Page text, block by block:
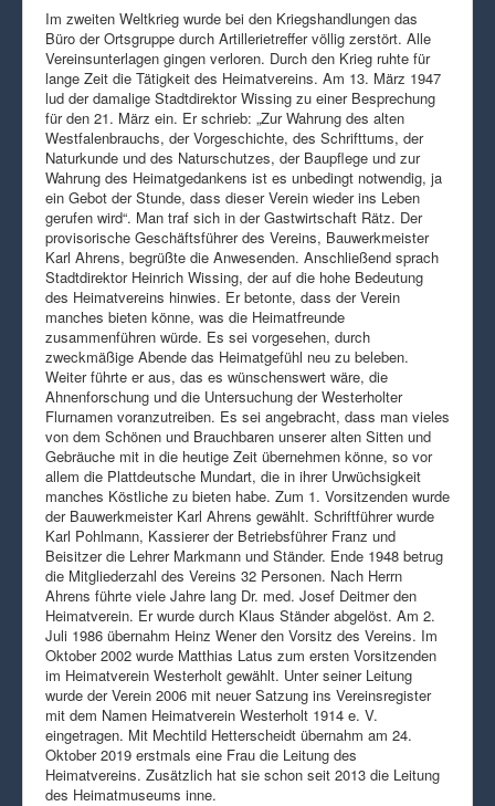
Im zweiten Weltkrieg wurde bei den Kriegshandlungen das
Büro der Ortsgruppe durch Artillerietreffer völlig zerstört. Alle
Vereinsunterlagen gingen verloren. Durch den Krieg ruhte für
lange Zeit die Tätigkeit des Heimatvereins. Am 13. März 1947
lud der damalige Stadtdirektor Wissing zu einer Besprechung
für den 21. März ein. Er schrieb: „Zur Wahrung des alten
Westfalenbrauchs, der Vorgeschichte, des Schrifttums, der
Naturkunde und des Naturschutzes, der Baupflege und zur
Wahrung des Heimatgedankens ist es unbedingt notwendig, ja
ein Gebot der Stunde, dass dieser Verein wieder ins Leben
gerufen wird“. Man traf sich in der Gastwirtschaft Rätz. Der
provisorische Geschäftsführer des Vereins, Bauwerkmeister
Karl Ahrens, begrüßte die Anwesenden. Anschließend sprach
Stadtdirektor Heinrich Wissing, der auf die hohe Bedeutung
des Heimatvereins hinwies. Er betonte, dass der Verein
manches bieten könne, was die Heimatfreunde
zusammenführen würde. Es sei vorgesehen, durch
zweckmäßige Abende das Heimatgefühl neu zu beleben.
Weiter führte er aus, das es wünschenswert wäre, die
Ahnenforschung und die Untersuchung der Westerholter
Flurnamen voranzutreiben. Es sei angebracht, dass man vieles
von dem Schönen und Brauchbaren unserer alten Sitten und
Gebräuche mit in die heutige Zeit übernehmen könne, so vor
allem die Plattdeutsche Mundart, die in ihrer Urwüchsigkeit
manches Köstliche zu bieten habe. Zum 1. Vorsitzenden wurde
der Bauwerkmeister Karl Ahrens gewählt. Schriftführer wurde
Karl Pohlmann, Kassierer der Betriebsführer Franz und
Beisitzer die Lehrer Markmann und Ständer. Ende 1948 betrug
die Mitgliederzahl des Vereins 32 Personen. Nach Herrn
Ahrens führte viele Jahre lang Dr. med. Josef Deitmer den
Heimatverein. Er wurde durch Klaus Ständer abgelöst. Am 2.
Juli 1986 übernahm Heinz Wener den Vorsitz des Vereins. Im
Oktober 2002 wurde Matthias Latus zum ersten Vorsitzenden
im Heimatverein Westerholt gewählt. Unter seiner Leitung
wurde der Verein 2006 mit neuer Satzung ins Vereinsregister
mit dem Namen Heimatverein Westerholt 1914 e. V.
eingetragen. Mit Mechtild Hetterscheidt übernahm am 24.
Oktober 2019 erstmals eine Frau die Leitung des
Heimatvereins. Zusätzlich hat sie schon seit 2013 die Leitung
des Heimatmuseums inne.